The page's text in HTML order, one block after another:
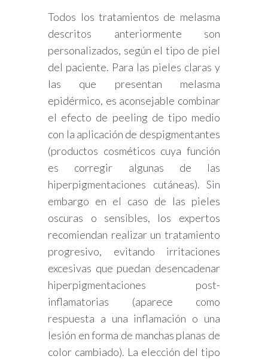
Todos los tratamientos de melasma
descritos anteriormente son
personalizados, según el tipo de piel
del paciente. Para las pieles claras y
las que presentan melasma
epidérmico, es aconsejable combinar
el efecto de peeling de tipo medio
con la aplicación de despigmentantes
(productos cosméticos cuya función
es corregir algunas de las
hiperpigmentaciones cutáneas). Sin
embargo en el caso de las pieles
oscuras o sensibles, los expertos
recomiendan realizar un tratamiento
progresivo, evitando irritaciones
excesivas que puedan desencadenar
hiperpigmentaciones post-
inflamatorias (aparece como
respuesta a una inflamación o una
lesión en forma de manchas planas de
color cambiado). La elección del tipo